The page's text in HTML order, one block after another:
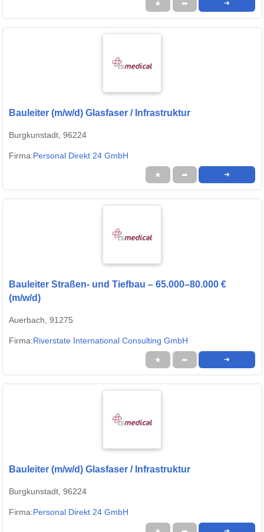
★ ➦ ➜
Bauleiter (m/w/d) Glasfaser / Infrastruktur
Burgkunstadt, 96224
Firma:Personal Direkt 24 GmbH
★ ➦ ➜
Bauleiter Straßen- und Tiefbau – 65.000–80.000 €
(m/w/d)
Auerbach, 91275
Firma:Riverstate International Consulting GmbH
★ ➦ ➜
Bauleiter (m/w/d) Glasfaser / Infrastruktur
Burgkunstadt, 96224
Firma:Personal Direkt 24 GmbH